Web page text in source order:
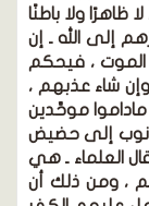
ظاهرًا ولا باطنًا
إلى الله ـ إن
الموت ، فيحكم
شاء عذبهم ،
موحِّدين
إلى حضيض
العلماء ـ هي
، ومن ذلك أن